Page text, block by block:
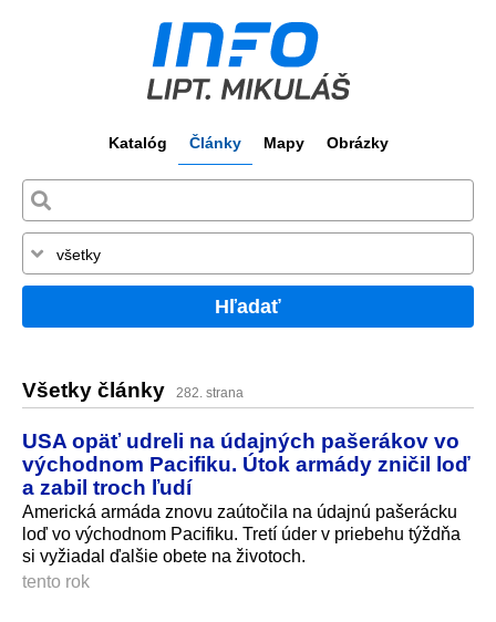
Katalóg Články Mapy Obrázky
Hľadať
Všetky články 282. strana
USA opäť udreli na údajných pašerákov vo
východnom Pacifiku. Útok armády zničil loď
a zabil troch ľudí
Americká armáda znovu zaútočila na údajnú pašerácku
loď vo východnom Pacifiku. Tretí úder v priebehu týždňa
si vyžiadal ďalšie obete na životoch.
tento rok